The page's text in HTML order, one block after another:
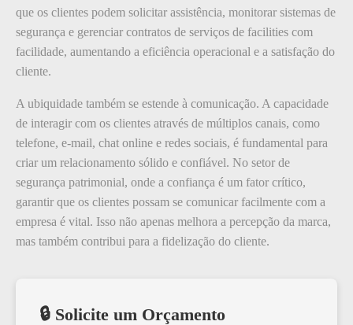
que os clientes podem solicitar assistência, monitorar sistemas de
segurança e gerenciar contratos de serviços de facilities com
facilidade, aumentando a eficiência operacional e a satisfação do
cliente.
A ubiquidade também se estende à comunicação. A capacidade
de interagir com os clientes através de múltiplos canais, como
telefone, e-mail, chat online e redes sociais, é fundamental para
criar um relacionamento sólido e confiável. No setor de
segurança patrimonial, onde a confiança é um fator crítico,
garantir que os clientes possam se comunicar facilmente com a
empresa é vital. Isso não apenas melhora a percepção da marca,
mas também contribui para a fidelização do cliente.
🔒 Solicite um Orçamento